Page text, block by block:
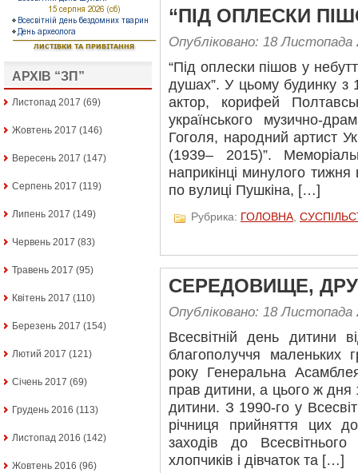
АРХІВ “ЗП”
Листопад 2017 (69)
Жовтень 2017 (146)
Вересень 2017 (147)
Серпень 2017 (119)
Липень 2017 (149)
Червень 2017 (83)
Травень 2017 (95)
Квітень 2017 (110)
Березень 2017 (154)
Лютий 2017 (121)
Січень 2017 (69)
Грудень 2016 (113)
Листопад 2016 (142)
Жовтень 2016 (96)
“ПІД ОПЛЕСКИ
Опубліковано: 18 Листопада
“Під оплески пішов у
душах”. У цьому будинку з
актор, корифей
українського музично-
Гоголя, народний артист
(1939– 2015)”.
наприкінці минулого
по вулиці Пушкіна, […]
Рубрика: ГОЛОВНА,
СЕРЕДОВИЩЕ,
Опубліковано: 18 Листопада
Всесвітній день дитини
благополуччя маленьких
року Генеральна
прав дитини, а цього ж дня
дитини. З 1990-го у
річниця прийняття цих
заходів до
хлопчиків і дівчаток та […]